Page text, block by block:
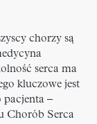
chorzy są
serca ma
kluczowe jest
pacjenta –
Chorób Serca